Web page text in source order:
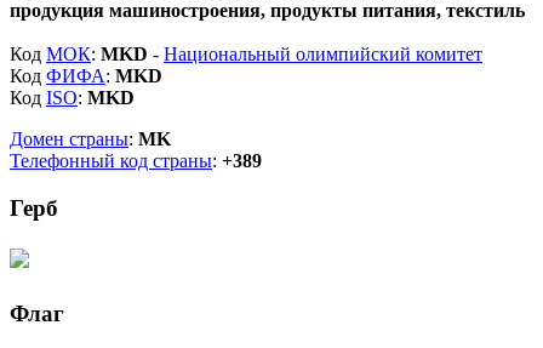
продукция машиностроения, продукты питания, текстиль
Код МОК: MKD - Национальный олимпийский комитет
Код ФИФА: MKD
Код ISO: MKD
Домен страны: MK
Телефонный код страны: +389
Герб
Флаг